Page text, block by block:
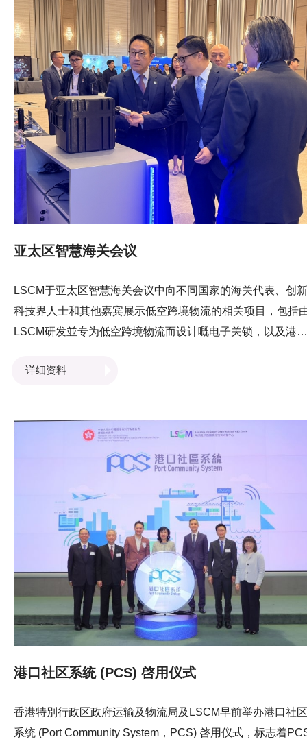
则获得铜奬。 LSCM对于研发嘅技术能够获得国际肯定感到十
分鼓舞，未来将继续与各界紧密合作，因应不同业界及社区
需要研发更多创新技术，促进本港以至大湾区的智慧城市发
展！
亚太区智慧海关会议
LSCM于亚太区智慧海关会议中向不同国家的海关代表、创新
科技界人士和其他嘉宾展示低空跨境物流的相关项目，包括
LSCM研发並专为低空跨境物流而设计嘅电子关锁，以及港口
局局长邓炳强先生亲临LSCM摊位参观並了解LSCM展示的技
物流效率。
详细资料
港口社区系统 (PCS) 啓用仪式
香港特別行政区政府运输及物流局及LSCM早前举办港口社区
系统 (Port Community System，PCS) 啓用仪式，标志着